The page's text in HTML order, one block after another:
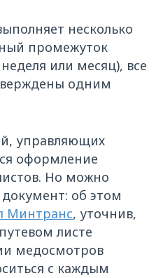
несколько
промежуток
или месяц), все
одним
управляющих
оформление
Но можно
об этом
Минтранс, уточнив,
листе
медосмотров
с каждым